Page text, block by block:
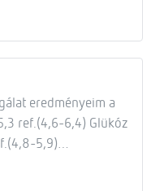
eredményeim a
ref.(4,6-6,4) Glükóz
5,9)…